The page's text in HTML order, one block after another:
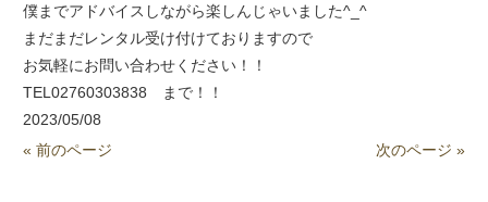
僕までアドバイスしながら楽しんじゃいました^_^
まだまだレンタル受け付けておりますので
お気軽にお問い合わせください！！
TEL02760303838 まで！！
2023/05/08
« 前のページ
次のページ »